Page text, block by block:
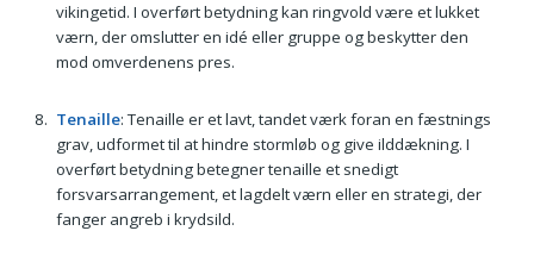
vikingetid. I overført betydning kan ringvold være et lukket
værn, der omslutter en idé eller gruppe og beskytter den
mod omverdenens pres.
Tenaille: Tenaille er et lavt, tandet værk foran en fæstnings
grav, udformet til at hindre stormløb og give ilddækning. I
overført betydning betegner tenaille et snedigt
forsvarsarrangement, et lagdelt værn eller en strategi, der
fanger angreb i krydsild.